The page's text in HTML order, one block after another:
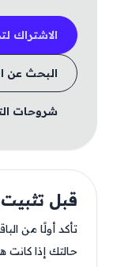
الاشتراك
البحث عن
شروحات
قبل تثبيت Gladiator Arena
تأكد أولًا من
حالتك إذا كانت